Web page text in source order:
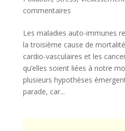
commentaires
Les maladies auto-immunes
la troisième cause de
cardio-vasculaires et les
qu’elles soient liées à notre
plusieurs hypothèses
parade, car...